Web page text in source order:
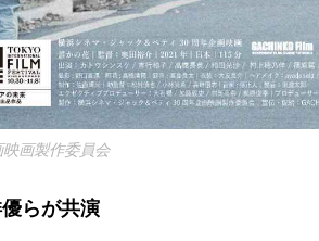
画製作委員会
らが共演